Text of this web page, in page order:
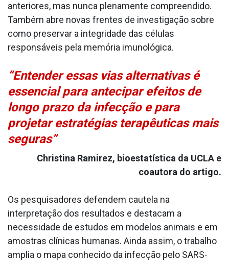
anteriores, mas nunca plenamente compreendido.
Também abre novas frentes de investigação sobre
como preservar a integridade das células
responsáveis pela memória imunológica.
“Entender essas vias alternativas é
essencial para antecipar efeitos de
longo prazo da infecção e para
projetar estratégias terapêuticas mais
seguras”
Christina Ramirez, bioestatística da UCLA e
coautora do artigo.
Os pesquisadores defendem cautela na
interpretação dos resultados e destacam a
necessidade de estudos em modelos animais e em
amostras clínicas humanas. Ainda assim, o trabalho
amplia o mapa conhecido da infecção pelo SARS-